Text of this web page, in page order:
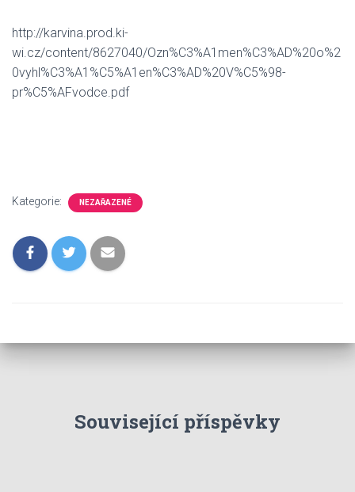
http://karvina.prod.ki-
wi.cz/content/8627040/Ozn%C3%A1men%C3%AD%20o%2
0vyhl%C3%A1%C5%A1en%C3%AD%20V%C5%98-
pr%C5%AFvodce.pdf
Kategorie: NEZAŘAZENÉ
Související příspěvky